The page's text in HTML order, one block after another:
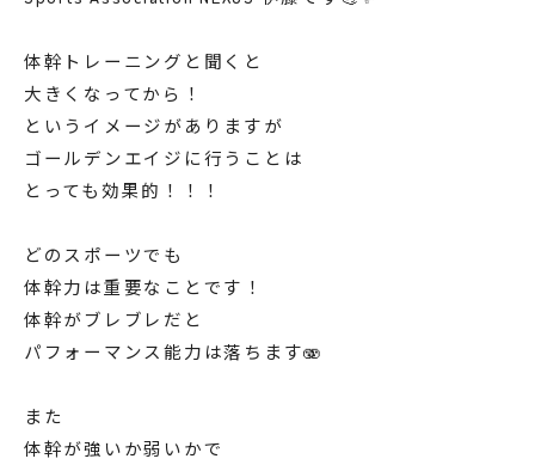
体幹トレーニングと聞くと
大きくなってから！
というイメージがありますが
ゴールデンエイジに行うことは
とっても効果的！！！
どのスポーツでも
体幹力は重要なことです！
体幹がブレブレだと
パフォーマンス能力は落ちます🫨
また
体幹が強いか弱いかで